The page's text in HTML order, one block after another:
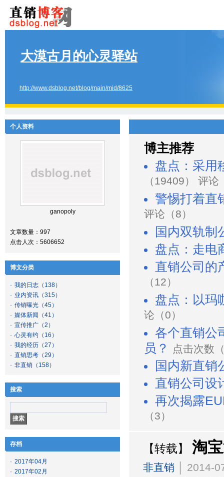
大漠古月的心灵驿站
http://www.dsblog.net/blog/main/mid/8625
个人资料
ganopoly
文章数量：997
点击人次：5606652
博文分类
· 我的日志 （138）
· 业内资讯 （315）
· 传销曝光 （45）
· 媒体新闻 （41）
· 宣传推广 （2）
· 心灵有约 （16）
· 我的经历 （27）
· 直销思考 （29）
· 非直销 （158）
搜索
存档
· 2017年04月
· 2017年02月
博主推荐
盘点：采用
（19409） 评论
警惕打着直
评论（8）
国内双轨制
盘点：走电
直销公司的
（12）
盘点：以玛
论（0）
各个直销公
员？
点击次数
国内新直销
直销公司设
再次揭露
（3）
【转载】 淘
非直销 │ 2014-